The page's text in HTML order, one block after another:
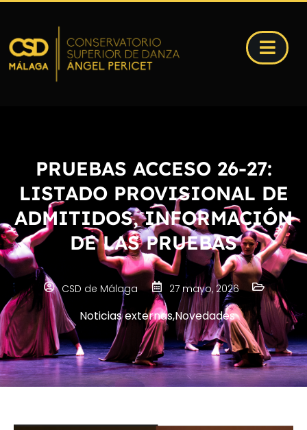
PRUEBAS ACCESO 26-27:
LISTADO PROVISIONAL DE
ADMITIDOS, INFORMACIÓN
DE LAS PRUEBAS
CSD de Málaga 27 mayo, 2026
Noticias externas,Novedades